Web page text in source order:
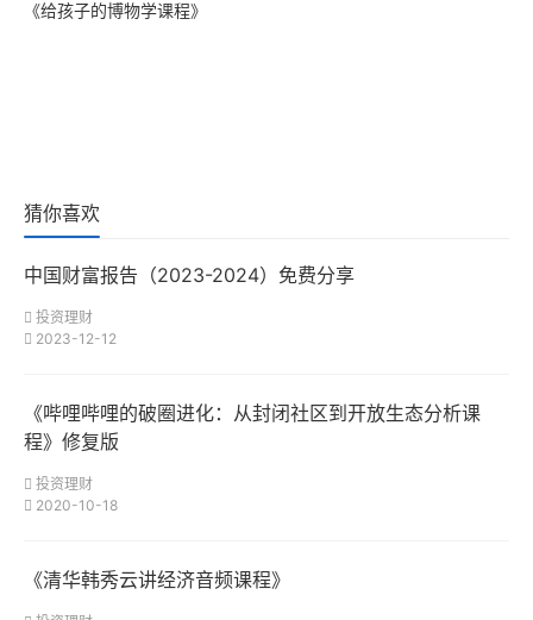
《给孩子的博物学课程》
猜你喜欢
中国财富报告（2023-2024）免费分享
投资理财
2023-12-12
《哔哩哔哩的破圈进化：从封闭社区到开放生态分析课
程》修复版
投资理财
2020-10-18
《清华韩秀云讲经济音频课程》